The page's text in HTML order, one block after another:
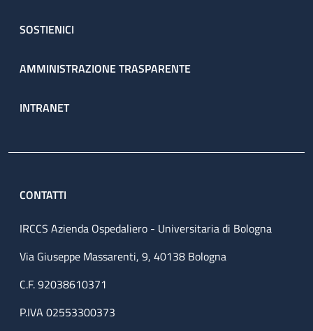
SOSTIENICI
AMMINISTRAZIONE TRASPARENTE
INTRANET
CONTATTI
IRCCS Azienda Ospedaliero - Universitaria di Bologna
Via Giuseppe Massarenti, 9, 40138 Bologna
C.F. 92038610371
P.IVA 02553300373